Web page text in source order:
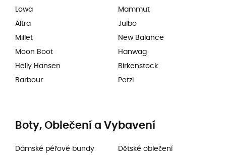
Lowa
Altra
Millet
Moon Boot
Helly Hansen
Barbour
Mammut
Julbo
New Balance
Hanwag
Birkenstock
Petzl
Boty, Oblečení a Vybavení
Dámské péřové bundy
Dětské oblečení